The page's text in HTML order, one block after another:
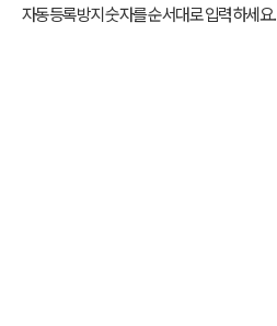
자동등록방지 숫자를 순서대로 입력하세요.